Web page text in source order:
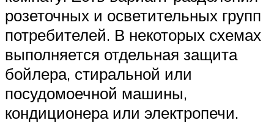
розеточных и осветительных групп
потребителей. В некоторых схемах
выполняется отдельная защита
бойлера, стиральной или
посудомоечной машины,
кондиционера или электропечи.